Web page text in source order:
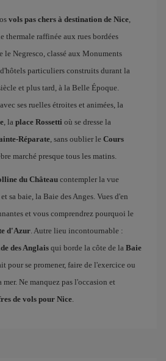
vols pas chers à destination de Nice,
thermale raffinée aux rues bordées
le Negresco, classé aux Monuments
particuliers construits durant la
et plus tard, à la Belle Époque.
ses ruelles étroites et animées, la
, la place Rossetti où se dresse la
Réparate, sans oublier le Cours
marché presque tous les matins.
du Château contempler la vue
sa baie, la Baie des Anges. Vues d'en
et vous comprendrez pourquoi le
d'Azur. Autre lieu incontournable :
des Anglais qui borde la côte de la Baie
pour se promener, faire de l'exercice ou
Ne manquez pas l'occasion et
de vols pour Nice.